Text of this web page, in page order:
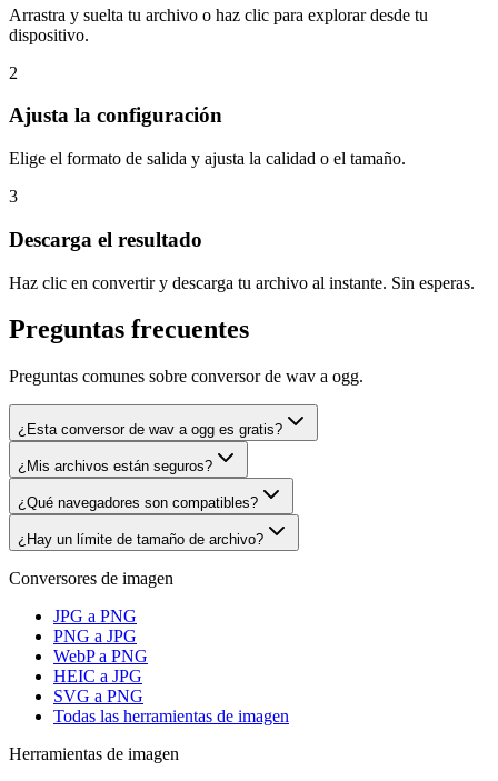
Arrastra y suelta tu archivo o haz clic para explorar desde tu
dispositivo.
2
Ajusta la configuración
Elige el formato de salida y ajusta la calidad o el tamaño.
3
Descarga el resultado
Haz clic en convertir y descarga tu archivo al instante. Sin esperas.
Preguntas frecuentes
Preguntas comunes sobre conversor de wav a ogg.
¿Esta conversor de wav a ogg es gratis?
¿Mis archivos están seguros?
¿Qué navegadores son compatibles?
¿Hay un límite de tamaño de archivo?
Conversores de imagen
JPG a PNG
PNG a JPG
WebP a PNG
HEIC a JPG
SVG a PNG
Todas las herramientas de imagen
Herramientas de imagen